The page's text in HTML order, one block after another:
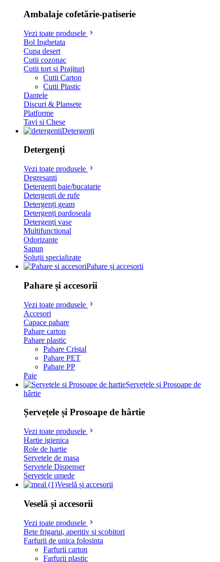
Ambalaje cofetărie-patiserie
Vezi toate produsele
Bol Inghetata
Cupa desert
Cutii cozonac
Cutii tort si Prajituri
Cutii Carton
Cutii Plastic
Dantele
Discuri & Plansete
Platforme
Tavi si Chese
Detergenți
Detergenți
Vezi toate produsele
Degresanti
Detergenți baie/bucatarie
Detergenți de rufe
Detergenți geam
Detergenți pardoseala
Detergenți vase
Multifunctional
Odorizante
Sapun
Soluții specializate
Pahare și accesorii
Pahare și accesorii
Vezi toate produsele
Accesori
Capace pahare
Pahare carton
Pahare plastic
Pahare Cristal
Pahare PET
Pahare PP
Paie
Șervețele și Prosoape de
hârtie
Șervețele și Prosoape de hârtie
Vezi toate produsele
Hartie igienica
Role de hartie
Servetele de masa
Servetele Dispenser
Servetele umede
Veselă și accesorii
Veselă și accesorii
Vezi toate produsele
Bete frigarui, aperitiv si scobitori
Farfurii de unica folosinta
Farfurii carton
Farfurii plastic